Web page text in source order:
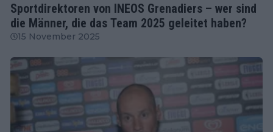
Sportdirektoren von INEOS Grenadiers – wer sind
die Männer, die das Team 2025 geleitet haben?
15 November 2025